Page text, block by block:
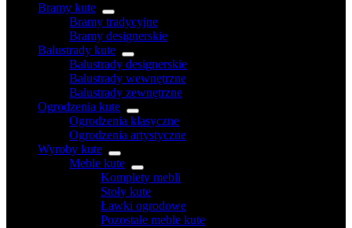
Bramy kute
Bramy tradycyjne
Bramy designerskie
Balustrady kute
Balustrady designerskie
Balustrady wewnętrzne
Balustrady zewnętrzne
Ogrodzenia kute
Ogrodzenia klasyczne
Ogrodzenia artystyczne
Wyroby kute
Meble kute
Komplety mebli
Stoły kute
Ławki ogrodowe
Pozostałe meble kute